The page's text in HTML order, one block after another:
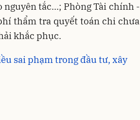
tắc...; Phòng Tài chính -
thẩm tra quyết toán chi chưa
khắc phục.
sai phạm trong đầu tư, xây